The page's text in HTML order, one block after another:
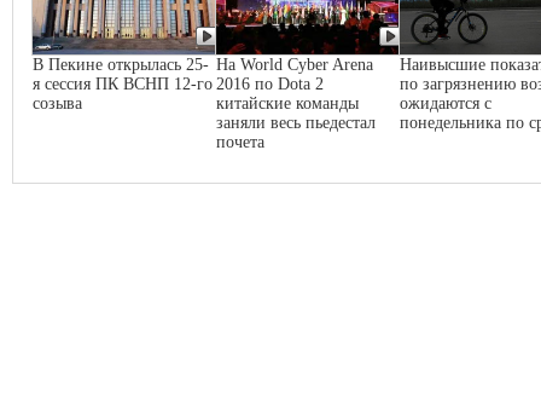
В Пекине открылась 25-
я сессия ПК ВСНП 12-го
созыва
На World Cyber Arena
2016 по Dota 2
китайские команды
заняли весь пьедестал
почета
Наивысшие
по загрязнению
ожидаются с
понедельника по